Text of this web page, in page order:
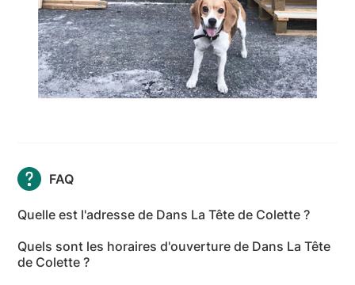
FAQ
Quelle est l'adresse de Dans La Tête de Colette ?
Menin, 59700 Marcq-en-Barœul - Nord
Quels sont les horaires d'ouverture de Dans La Tête
de Colette ?